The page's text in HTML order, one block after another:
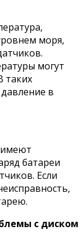
моря,
могут
таких
в
имеют
батареи
Если
с диском